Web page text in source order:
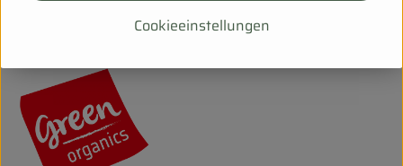
Cookieeinstellungen